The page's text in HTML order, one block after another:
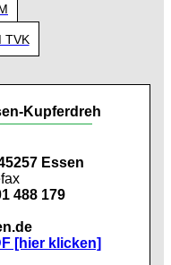
TVK
Kupferdreh
Essen
488 179
[hier klicken]